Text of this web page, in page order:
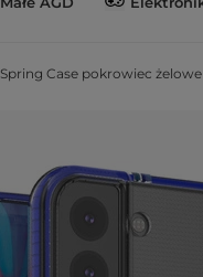
Spring Case pokrowiec